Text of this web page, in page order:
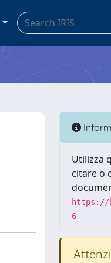
Utilizza
citare o
https://
6